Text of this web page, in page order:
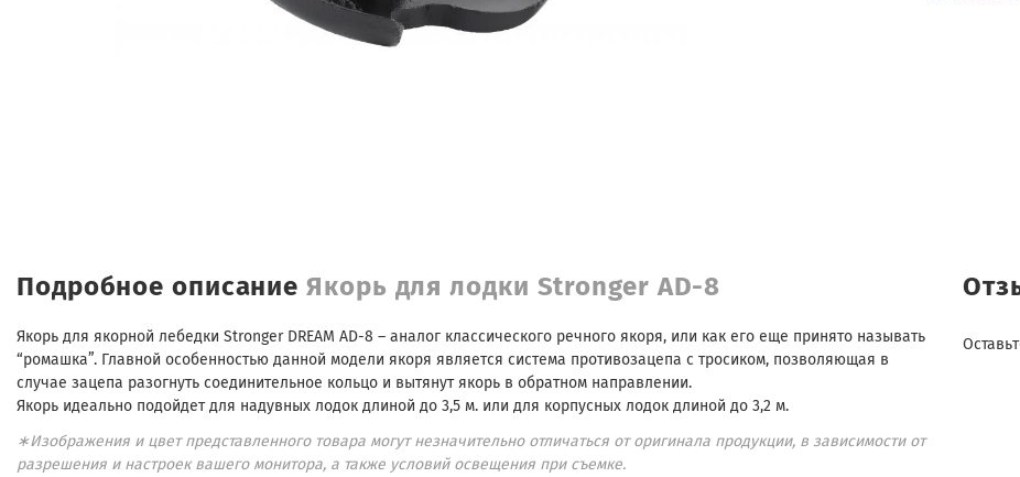
Подробное описаниеЯкорь для лодки Stronger AD-8
Якорь для якорной лебедки Stronger DREAM AD-8 – аналог классического речного якоря, или как его еще принято называть
“ромашка”. Главной особенностью данной модели якоря является система противозацепа с тросиком, позволяющая в
случае зацепа разогнуть соединительное кольцо и вытянут якорь в обратном направлении.
Якорь идеально подойдет для надувных лодок длиной до 3,5 м. или для корпусных лодок длиной до 3,2 м.
∗Изображения и цвет представленного товара могут незначительно отличаться от оригинала продукции, в зависимости от
разрешения и настроек вашего монитора, а также условий освещения при съемке.